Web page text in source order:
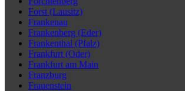
Forst (Lausitz)
Frankenau
Frankenberg (Eder)
Frankenthal (Pfalz)
Frankfurt (Oder)
Frankfurt am Main
Franzburg
Frauenstein